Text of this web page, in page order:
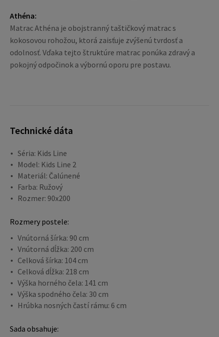
Athéna:
Matrac Athéna je obojstranný taštičkový matrac s
kokosovou rohožou, ktorá zaisťuje zvýšenú tvrdosť a
odolnosť. Vďaka tejto štruktúre matrac ponúka zdravý a
pokojný odpočinok a výbornú oporu pre postavu.
Technické dáta
Séria: Kids Line
Model: Kids Line 2
Materiál: Čalúnené
Farba: Ružový
Rozmer: 90x200
Rozmery postele:
Vnútorná šírka: 90 cm
Vnútorná dĺžka: 200 cm
Celková šírka: 104 cm
Celková dĺžka: 218 cm
Výška horného čela: 141 cm
Výška spodného čela: 30 cm
Hrúbka nosných častí rámu: 6 cm
Sada obsahuje: